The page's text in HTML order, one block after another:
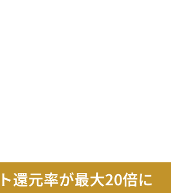
還元率が最大20倍に